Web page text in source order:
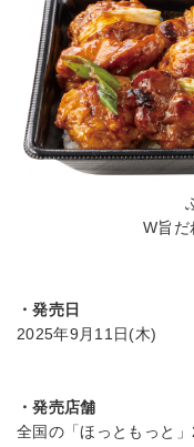
W旨だ
・発売日
2025年9月11日(木)
・発売店舗
全国の「ほっともっと